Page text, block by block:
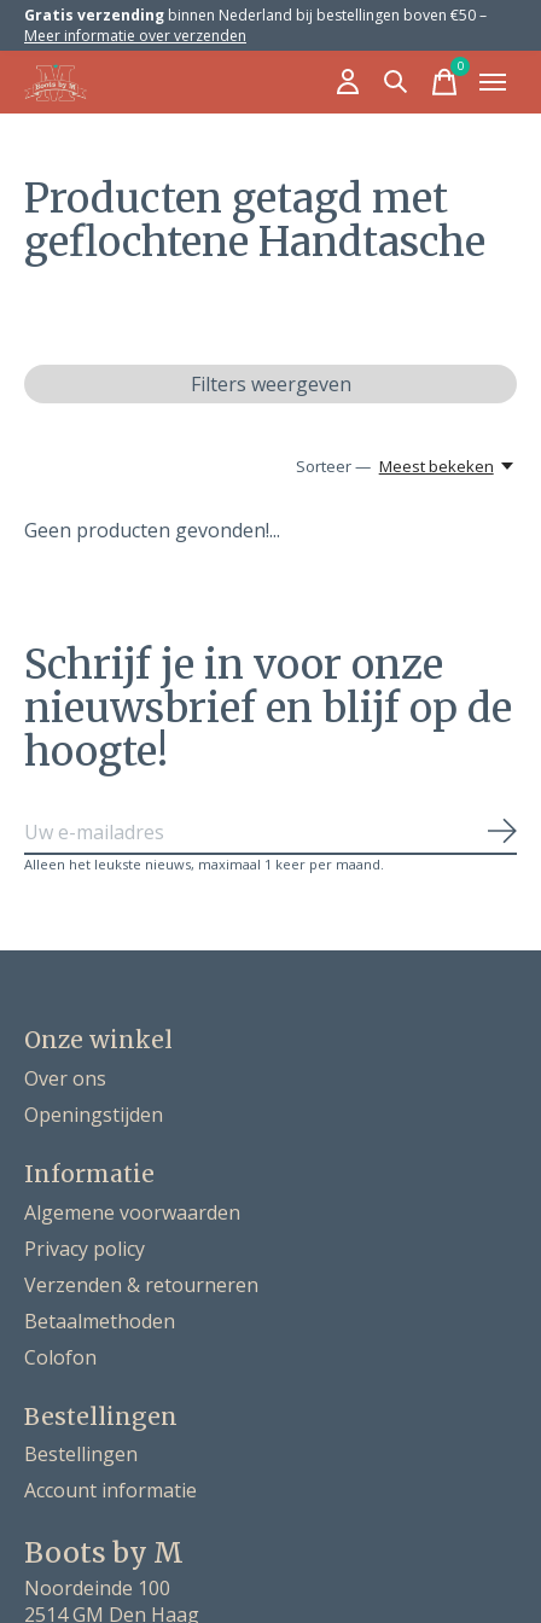
Gratis verzending binnen Nederland bij bestellingen boven €50 –
Meer informatie over verzenden
0items
Producten getagd met
geflochtene Handtasche
Filters weergeven
Sorteer — Meest bekeken
Geen producten gevonden!...
Schrijf je in voor onze
nieuwsbrief en blijf op de
hoogte!
Alleen het leukste nieuws, maximaal 1 keer per maand.
Onze winkel
Over ons
Openingstijden
Informatie
Algemene voorwaarden
Privacy policy
Verzenden & retourneren
Betaalmethoden
Colofon
Bestellingen
Bestellingen
Account informatie
Boots by M
Noordeinde 100
2514 GM Den Haag